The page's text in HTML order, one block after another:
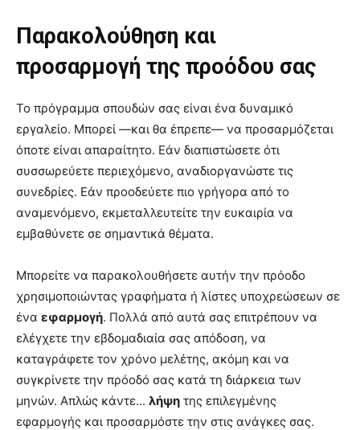
Παρακολούθηση και
προσαρμογή της προόδου σας
Το πρόγραμμα σπουδών σας είναι ένα δυναμικό
εργαλείο. Μπορεί —και θα έπρεπε— να προσαρμόζεται
όποτε είναι απαραίτητο. Εάν διαπιστώσετε ότι
συσσωρεύετε περιεχόμενο, αναδιοργανώστε τις
συνεδρίες. Εάν προοδεύετε πιο γρήγορα από το
αναμενόμενο, εκμεταλλευτείτε την ευκαιρία να
εμβαθύνετε σε σημαντικά θέματα.
Μπορείτε να παρακολουθήσετε αυτήν την πρόοδο
χρησιμοποιώντας γραφήματα ή λίστες υποχρεώσεων σε
ένα εφαρμογή. Πολλά από αυτά σας επιτρέπουν να
ελέγχετε την εβδομαδιαία σας απόδοση, να
καταγράφετε τον χρόνο μελέτης, ακόμη και να
συγκρίνετε την πρόοδό σας κατά τη διάρκεια των
μηνών. Απλώς κάντε... λήψη της επιλεγμένης
εφαρμογής και προσαρμόστε την στις ανάγκες σας.